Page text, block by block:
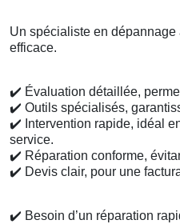
Un spécialiste en dépannage
efficace.
✔️ Évaluation détaillée,
✔️ Outils spécialisés,
✔️ Intervention rapide, idéal
service.
✔️ Réparation conforme,
✔️ Devis clair, pour une
✔️ Besoin d’un réparation